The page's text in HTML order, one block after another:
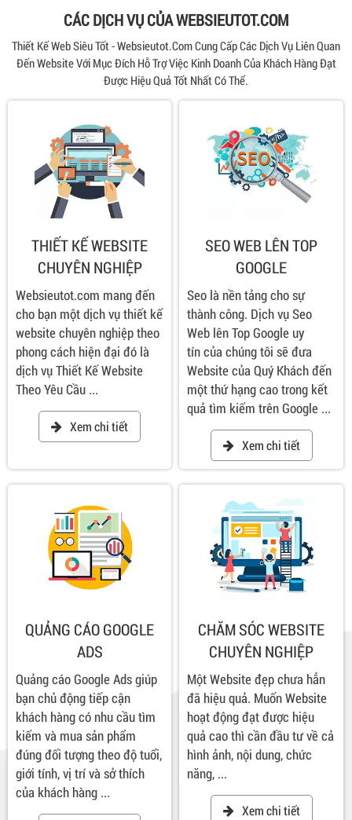
CÁC DỊCH VỤ CỦA WEBSIEUTOT.COM
Thiết Kế Web Siêu Tốt - Websieutot.com Cung Cấp Các Dịch Vụ Liên Quan
Đến Website Với Mục Đích Hỗ Trợ Việc Kinh Doanh Của Khách Hàng Đạt
Được Hiệu Quả Tốt Nhất Có Thể.
THIẾT KẾ WEBSITE
CHUYÊN NGHIỆP
Websieutot.com mang đến
cho bạn một dịch vụ thiết kế
website chuyên nghiệp theo
phong cách hiện đại đó là
dịch vụ Thiết Kế Website
Theo Yêu Cầu ...
Xem chi tiết
SEO WEB LÊN TOP
GOOGLE
Seo là nền tảng cho sự
thành công. Dịch vụ Seo
Web lên Top Google uy
tín của chúng tôi sẽ đưa
Website của Quý Khách đến
một thứ hạng cao trong kết
quả tìm kiếm trên Google ...
Xem chi tiết
QUẢNG CÁO GOOGLE
ADS
Quảng cáo Google Ads giúp
bạn chủ động tiếp cận
khách hàng có nhu cầu tìm
kiếm và mua sản phẩm
đúng đối tượng theo độ tuổi,
giới tính, vị trí và sở thích
của khách hàng ...
CHĂM SÓC WEBSITE
CHUYÊN NGHIỆP
Một Website đẹp chưa hẳn
đã hiệu quả. Muốn Website
hoạt động đạt được hiệu
quả cao thì cần đầu tư về cả
hình ảnh, nội dung, chức
năng, ...
Xem chi tiết